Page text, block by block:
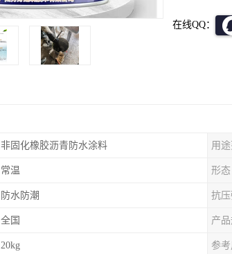
在线QQ：
非固化橡胶沥青防水涂料 用途
常温 形态
防水防潮 抗
全国 产
20kg 参